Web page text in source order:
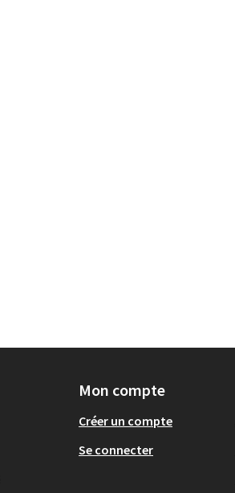
Mon compte
Créer un compte
Se connecter